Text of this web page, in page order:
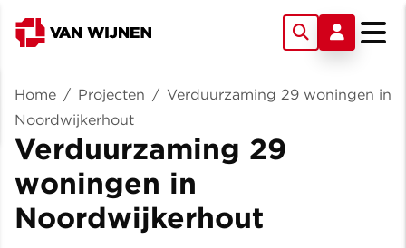
Home / Projecten / Verduurzaming 29 woningen in
Noordwijkerhout
Verduurzaming 29
woningen in
Noordwijkerhout